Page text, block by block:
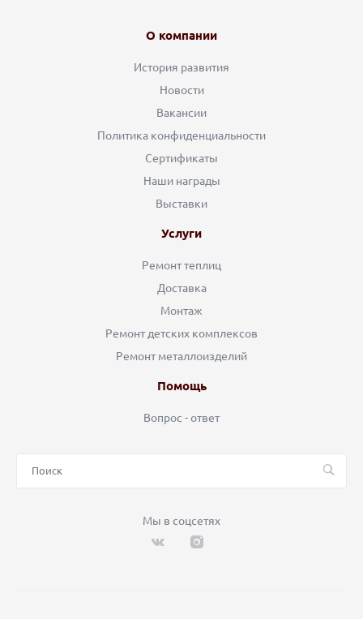
О компании
История развития
Новости
Вакансии
Политика конфиденциальности
Сертификаты
Наши награды
Выставки
Услуги
Ремонт теплиц
Доставка
Монтаж
Ремонт детских комплексов
Ремонт металлоизделий
Помощь
Вопрос - ответ
Мы в соцсетях